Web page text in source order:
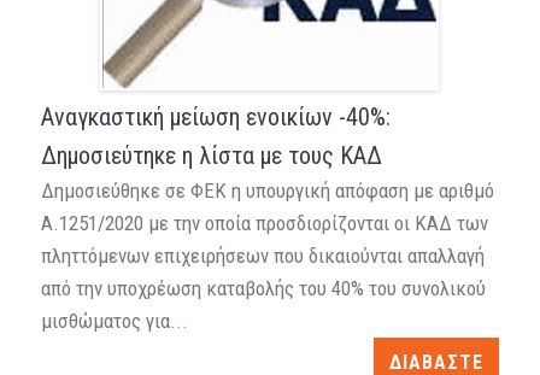
Αναγκαστική μείωση ενοικίων -40%:
Δημοσιεύτηκε η λίστα με τους ΚΑΔ
Δημοσιεύθηκε σε ΦΕΚ η υπουργική απόφαση με αριθμό
Α.1251/2020 με την οποία προσδιορίζονται οι ΚΑΔ των
πληττόμενων επιχειρήσεων που δικαιούνται απαλλαγή
από την υποχρέωση καταβολής του 40% του συνολικού
μισθώματος για...
ΔΙΑΒΑΣΤΕ